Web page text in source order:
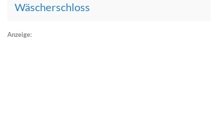
Wäscherschloss
Anzeige: